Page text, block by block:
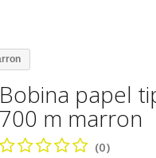
Bobina papel
700 m marron
(0)